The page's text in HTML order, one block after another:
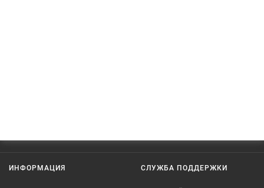
ИНФОРМАЦИЯ СЛУЖБА ПОДДЕРЖКИ